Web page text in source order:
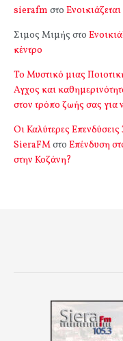
sierafm στο
Σιμος Μιμής στο
κέντρο
Το Μυστικό μιας
Αγχος και
στον τρόπο ζωής σας για
Οι Καλύτερες
SieraFMστο Επένδυση
στην Κοζάνη?